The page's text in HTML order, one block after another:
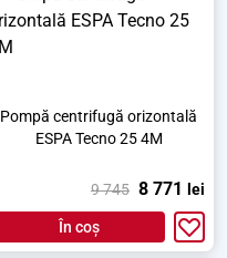
Pompă centrifugă orizontală
ESPA Tecno 25 4M
9 745 8 771 lei
În coș